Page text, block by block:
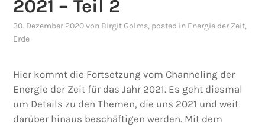
2021 – Teil 2
30. Dezember 2020von Birgit Golms, posted in Energie der Zeit,
Erde
Hier kommt die Fortsetzung vom Channeling der
Energie der Zeit für das Jahr 2021. Es geht diesmal
um Details zu den Themen, die uns 2021 und weit
darüber hinaus beschäftigen werden. Mit dem